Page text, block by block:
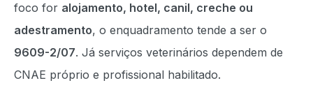
foco for alojamento, hotel, canil, creche ou
adestramento, o enquadramento tende a ser o
9609-2/07. Já serviços veterinários dependem de
CNAE próprio e profissional habilitado.